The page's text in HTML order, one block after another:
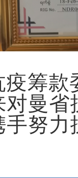
疫筹款
对曼省
努